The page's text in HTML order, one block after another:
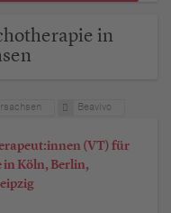
in
Beavivo
(VT) für
Köln, Berlin,